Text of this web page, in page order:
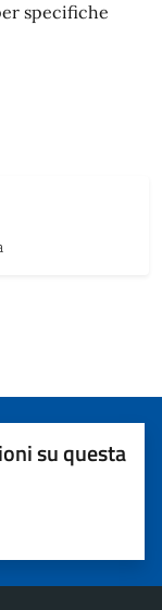
specifiche
su questa